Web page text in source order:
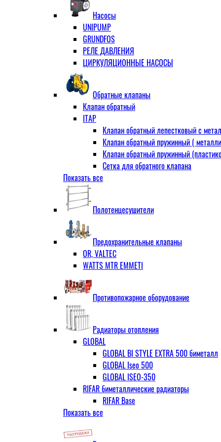
Ниппель прямой
Ниппель-переходник
Переходник ВН
Переходник НВ (футорка)
Сгон
Угловой
Тройник
Тройник переходной
Тройник равный
Угольник
ВВ
ВН
Удлинитель потока для радиатора
Насосы
UNIPUMP
GRUNDFOS
РЕЛЕ ДАВЛЕНИЯ
ЦИРКУЛЯЦИОННЫЕ НАСОСЫ
Обратные клапаны
Клапан обратный
ITAP
Клапан обратный лепестковый с
Клапан обратный пружинный (
Клапан обратный пружинный
Сетка для обратного клапана
VALTEC
АДЛ
RD30 Корпус/диск - чугун РN16 (Тмакс
ЧАЗ (двухдисковые)
Показать все
Полотенцесушители
Предохранительные клапаны
OR, VALTEC
WATTS MTR EMMETI
Противопожарное оборудование
Радиаторы отопления
GLOBAL
GLOBAL BI STYLE EXTRA 500 биметалл
GLOBAL Iseo 500
GLOBAL ISEO-350
RIFAR биметаллические радиаторы
RIFAR Base
Показать все